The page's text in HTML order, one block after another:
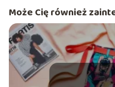
Może Cię również